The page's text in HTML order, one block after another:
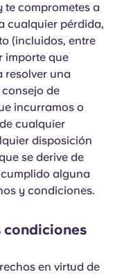
te comprometes a
cualquier pérdida,
(incluidos, entre
importe que
resolver una
de
incurramos o
cualquier
disposición
se derive de
alguna
y condiciones.
condiciones
en virtud de